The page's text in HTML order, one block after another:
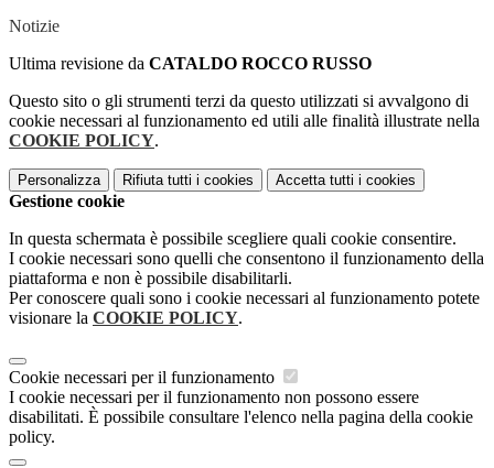
Notizie
Ultima revisione da CATALDO ROCCO RUSSO
Questo sito o gli strumenti terzi da questo utilizzati si avvalgono di
cookie necessari al funzionamento ed utili alle finalità illustrate nella
COOKIE POLICY.
Personalizza Rifiuta tutti i cookies Accetta tutti i cookies
Gestione cookie
In questa schermata è possibile scegliere quali cookie consentire.
I cookie necessari sono quelli che consentono il funzionamento della
piattaforma e non è possibile disabilitarli.
Per conoscere quali sono i cookie necessari al funzionamento potete
visionare la COOKIE POLICY.
Cookie necessari per il funzionamento
I cookie necessari per il funzionamento non possono essere
disabilitati. È possibile consultare l'elenco nella pagina della cookie
policy.